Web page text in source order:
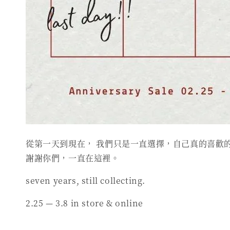
從第一天到現在， 我們只是一直選擇，自己真的喜歡
謝謝你們，一直在這裡。
seven years, still collecting.
2.25 — 3.8 in store & online